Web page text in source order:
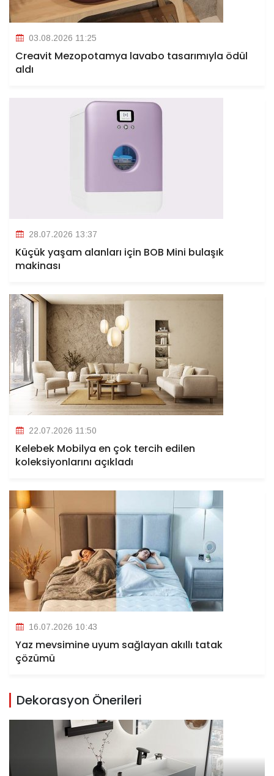
03.08.2026 11:25
Creavit Mezopotamya lavabo tasarımıyla ödül
aldı
28.07.2026 13:37
Küçük yaşam alanları için BOB Mini bulaşık
makinası
22.07.2026 11:50
Kelebek Mobilya en çok tercih edilen
koleksiyonlarını açıkladı
16.07.2026 10:43
Yaz mevsimine uyum sağlayan akıllı tatak
çözümü
Dekorasyon Önerileri